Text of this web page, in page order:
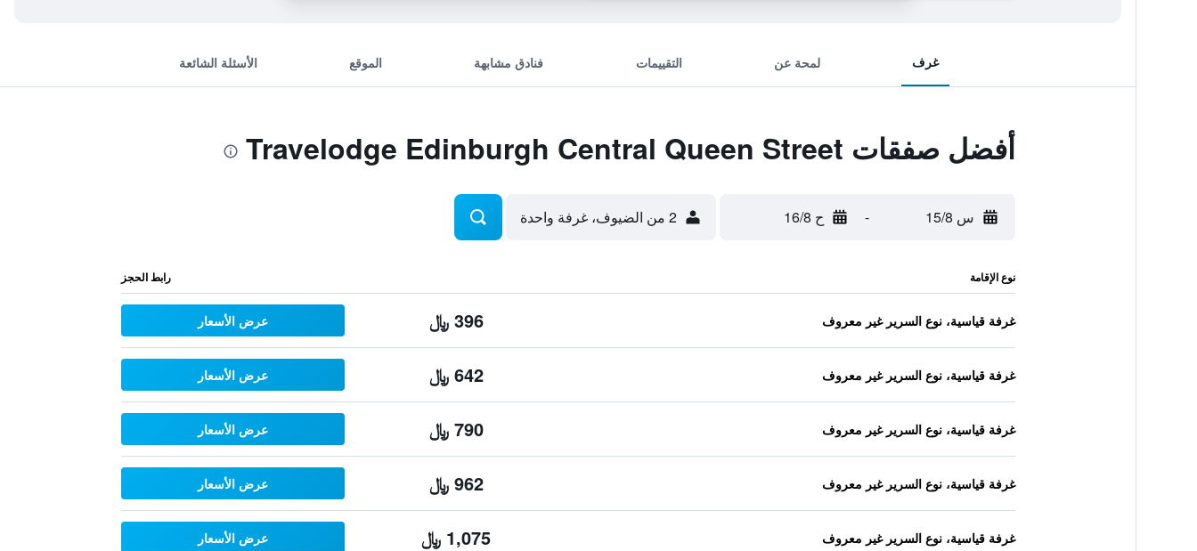
غرف لمحة عن التقييمات فنادق مشابهة الموقع الأسئلة الشائعة
أفضل صفقات Travelodge Edinburgh Central Queen Street
س 15/8 - ح 16/8 2 من الضيوف، غرفة واحدة
نوع الإقامة رابط الحجز
غرفة قياسية، نوع السرير غير معروف 396 ﷼ عرض الأسعار
غرفة قياسية، نوع السرير غير معروف 642 ﷼ عرض الأسعار
غرفة قياسية، نوع السرير غير معروف 790 ﷼ عرض الأسعار
غرفة قياسية، نوع السرير غير معروف 962 ﷼ عرض الأسعار
غرفة قياسية، نوع السرير غير معروف 1,075 ﷼ عرض الأسعار